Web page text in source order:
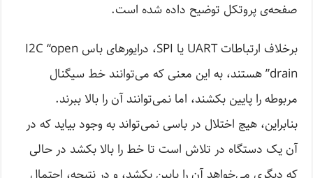
صفحه‌ی پروتکل توضیح داده شده است.
برخلاف ارتباطات UART یا SPI، درایورهای باس I2C “open
drain” هستند، به این معنی که می‌توانند خط سیگنال
مربوطه را پایین بکشند، اما نمی‌توانند آن را بالا ببرند.
بنابراین، هیچ اختلال در باسی نمی‌تواند به وجود بیاید که در
آن یک دستگاه در تلاش است تا خط را بالا بکشد در حالی